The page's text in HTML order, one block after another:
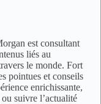
est consultant
liés au
le monde. Fort
pointues et conseils
enrichissante,
suivre l’actualité